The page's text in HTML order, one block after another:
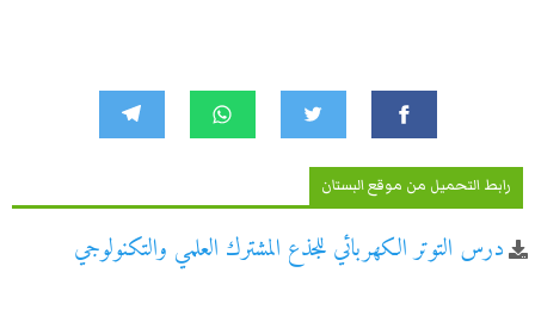
رابط التحميل من موقع البستان
درس التوتر الكهربائي للجذع المشترك العلمي والتكنولوجي